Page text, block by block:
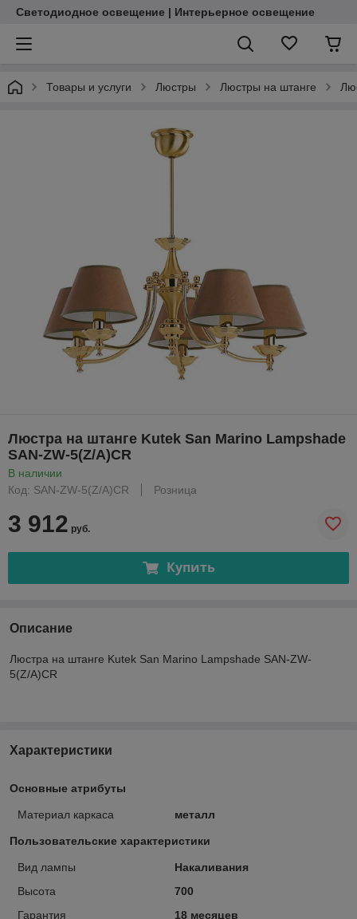
Светодиодное освещение | Интерьерное освещение
Товары и услуги Люстры Люстры на штанге
Люстра на штанге Kutek San Marino Lampshade
SAN-ZW-5(Z/A)CR
В наличии
Код: SAN-ZW-5(Z/A)CR
Розница
3 912 руб.
Купить
Описание
Люстра на штанге Kutek San Marino Lampshade SAN-ZW-
5(Z/A)CR
Характеристики
Основные атрибуты
Материал каркаса металл
Пользовательские характеристики
Вид лампы
Накаливания
Высота
700
Гарантия
18 месяцев